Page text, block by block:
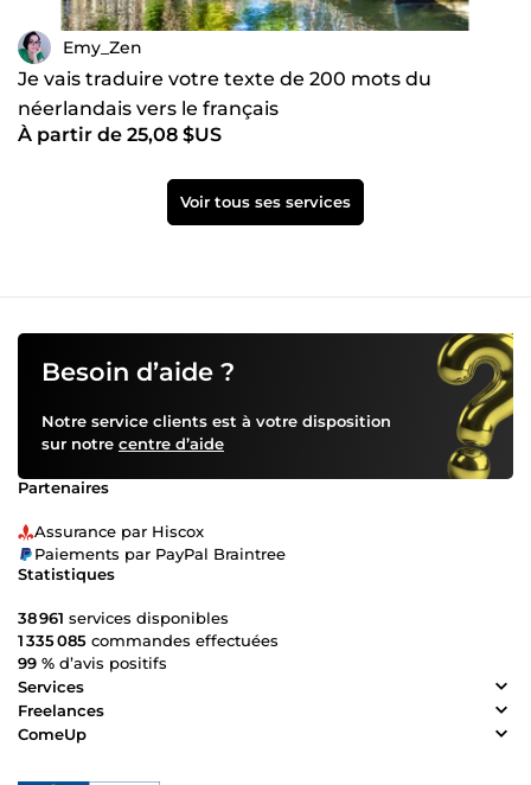
Emy_Zen
Je vais traduire votre texte de 200 mots du
néerlandais vers le français
À partir de 25,08 $US
Voir tous ses services
Besoin d’aide ?
Notre service clients est à votre disposition
sur notre centre d’aide
Partenaires
Assurance par Hiscox
Paiements par PayPal Braintree
Statistiques
38 961 services disponibles
1 335 085 commandes effectuées
99 % d’avis positifs
Services
Freelances
ComeUp